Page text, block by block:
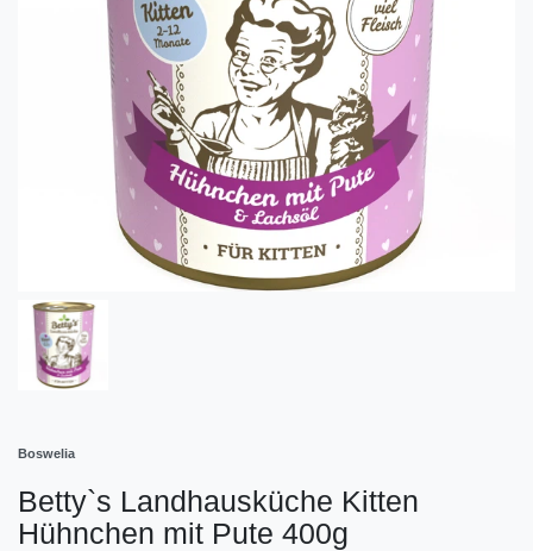
Boswelia
Betty`s Landhausküche Kitten
Hühnchen mit Pute 400g